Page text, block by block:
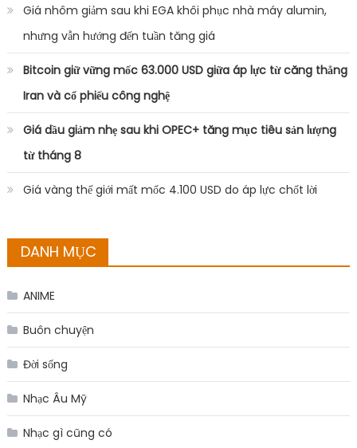
Giá nhôm giảm sau khi EGA khôi phục nhà máy alumin,
nhưng vẫn hướng đến tuần tăng giá
Bitcoin giữ vững mốc 63.000 USD giữa áp lực từ căng thẳng
Iran và cổ phiếu công nghệ
Giá dầu giảm nhẹ sau khi OPEC+ tăng mục tiêu sản lượng
từ tháng 8
Giá vàng thế giới mất mốc 4.100 USD do áp lực chốt lời
DANH MỤC
ANIME
Buôn chuyện
Đời sống
Nhạc Âu Mỹ
Nhạc gì cũng có